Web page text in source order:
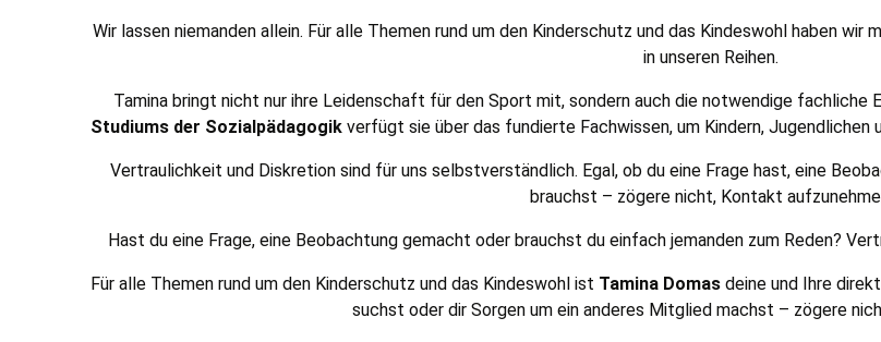
Wir lassen niemanden allein. Für alle Themen rund um den Kinderschutz und das Kindeswohl haben wir
in unseren Reihen.
Tamina bringt nicht nur ihre Leidenschaft für den Sport mit, sondern auch die notwendige fachliche
Studiums der Sozialpädagogik verfügt sie über das fundierte Fachwissen, um Kindern,
Vertraulichkeit und Diskretion sind für uns selbstverständlich. Egal, ob du eine Frage hast, eine
brauchst – zögere nicht, Kontakt
Hast du eine Frage, eine Beobachtung gemacht oder brauchst du einfach jemanden zum Reden?
Für alle Themen rund um den Kinderschutz und das Kindeswohl ist Tamina Domasdeine und Ihre
suchst oder dir Sorgen um ein anderes Mitglied machst – zögere